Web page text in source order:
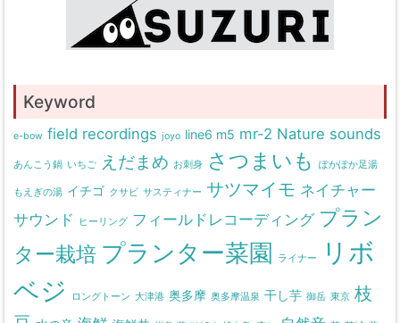
Keyword
e-bow field recordings joyo line6 m5 mr-2 Nature sounds
あんこう鍋 いちご えだまめ お刺身 さつまいも ぽかぽか足湯
もえぎの湯 イチゴ クサビ サスティナー サツマイモ ネイチャー
サウンド
ヒーリング フィールドレコーディング プラン
ター栽培 プランター菜園 ライナー
リボ
ベジ
ロングトーン 大津港 奥多摩 奥多摩温泉 干し芋 御岳 東京 枝